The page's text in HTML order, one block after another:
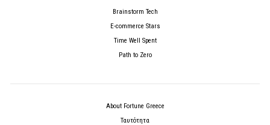
Brainstorm Tech
E-commerce Stars
Time Well Spent
Path to Zero
About Fortune Greece
Ταυτότητα